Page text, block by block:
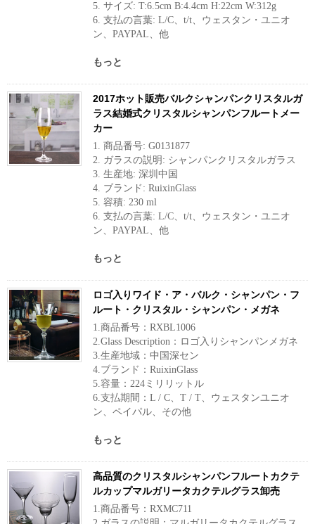
5. サイズ: T:6.5cm B:4.4cm H:22cm W:312g
6. 支払の言葉: L/C、t/t、ウェスタン・ユニオ
ン、PAYPAL、他
もっと
2017ホット販売バルクシャンパンクリスタルガ
ラス結婚式クリスタルシャンパンフルートメー
カー
1. 商品番号: G0131877
2. ガラスの説明: シャンパンクリスタルガラス
3. 生産地: 深圳中国
4. ブランド: RuixinGlass
5. 容積: 230 ml
6. 支払の言葉: L/C、t/t、ウェスタン・ユニオ
ン、PAYPAL、他
もっと
ロゴ入りワイド・ア・バルク・シャンパン・フ
ルート・クリスタル・シャンパン・メガネ
1.商品番号：RXBL1006
2.Glass Description：ロゴ入りシャンパンメガネ
3.生産地域：中国深セン
4.ブランド：RuixinGlass
5.容量：224ミリリットル
6.支払期間：L / C、T / T、ウェスタンユニオ
ン、ペイパル、その他
もっと
高品質のクリスタルシャンパンフルートカクテ
ルカップマルガリータカクテルグラス卸売
1.商品番号：RXMC711